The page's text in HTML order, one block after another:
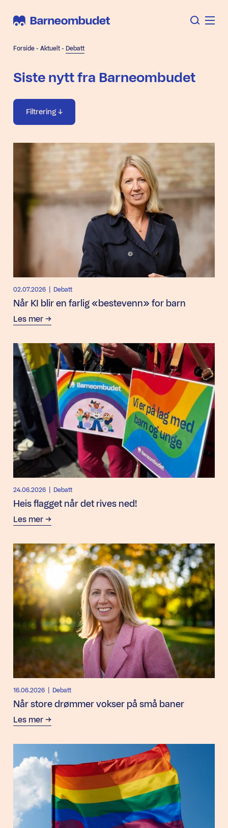
Forside - Aktuelt - Debatt
Siste nytt fra Barneombudet
Filtrering
02.07.2026 | Debatt
Når KI blir en farlig «bestevenn» for barn
Les mer
24.06.2026 | Debatt
Heis flagget når det rives ned!
Les mer
16.06.2026 | Debatt
Når store drømmer vokser på små baner
Les mer